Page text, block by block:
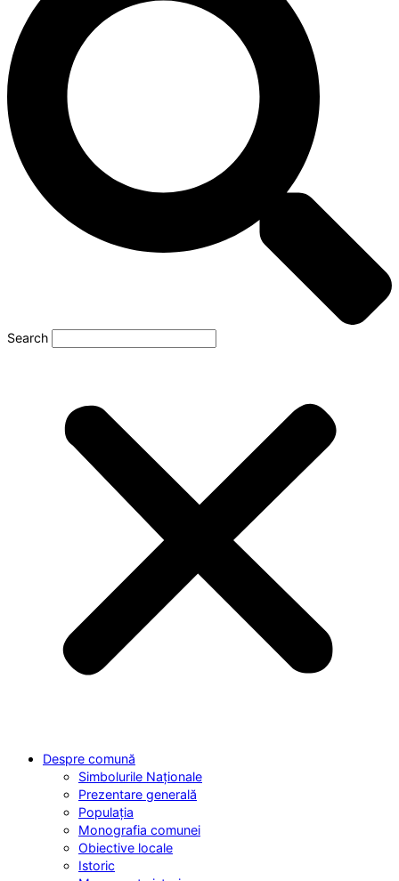
Search
Despre comună
Simbolurile Naționale
Prezentare generală
Populația
Monografia comunei
Obiective locale
Istoric